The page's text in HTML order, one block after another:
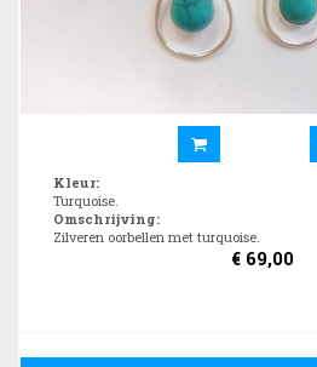
Kleur:
Turquoise.
Omschrijving:
Zilveren oorbellen met turquoise.
€ 69,00